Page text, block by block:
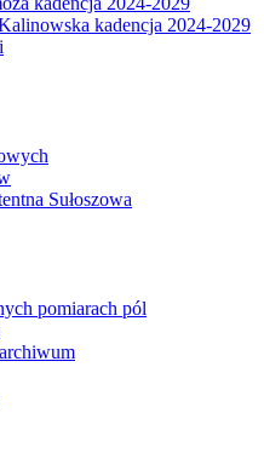
kadencja 2024-2029
Sułoszowa
pomiarach pól